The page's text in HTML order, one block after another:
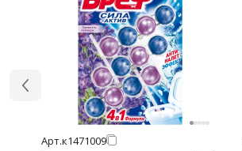
Арт.к1471009